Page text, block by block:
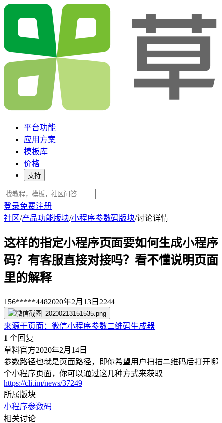
平台功能
应用方案
模板库
价格
支持
登录免费注册
社区/产品功能版块/小程序参数码版块/讨论详情
这样的指定小程序页面要如何生成小程序
码？有客服直接对接吗？看不懂说明页面
里的解释
156*****4482020年2月13日 2244
来源于页面 ： 微信小程序参数二维码生成器
1 个回复
草料官方2020年2月14日
参数路径也就是页面路径，即你希望用户扫描二维码后打开哪
个小程序页面，你可以通过这几种方式来获取
https://cli.im/news/37249
所属版块
小程序参数码
相关讨论